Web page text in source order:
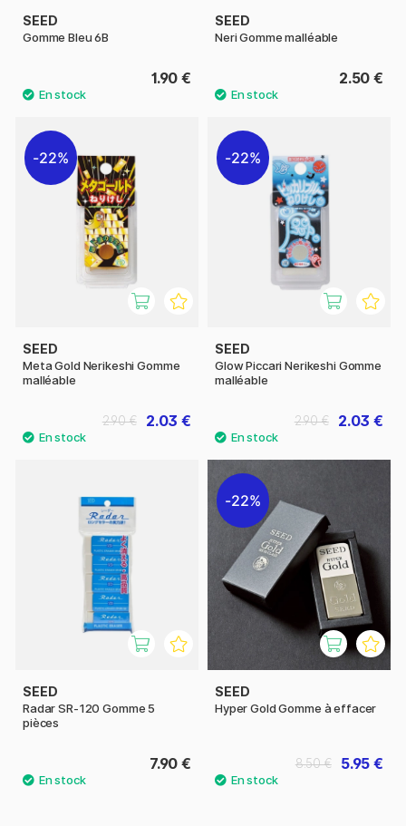
SEED
Gomme Bleu 6B
1.90 €
SEED
Neri Gomme malléable
2.50 €
22%
SEED
Meta Gold Nerikeshi Gomme
malléable
2.03 €
2.90 €
22%
SEED
Glow Piccari Nerikeshi Gomme
malléable
2.03 €
2.90 €
SEED
Radar SR-120 Gomme 5
pièces
7.90 €
22%
SEED
Hyper Gold Gomme à effacer
5.95 €
8.50 €